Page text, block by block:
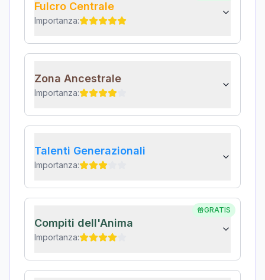
Fulcro Centrale
Importanza:
Zona Ancestrale
Importanza:
Talenti Generazionali
Importanza:
GRATIS
Compiti dell'Anima
Importanza: